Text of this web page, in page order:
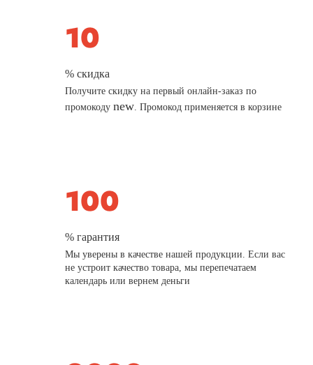
% скидка
Получите скидку на первый онлайн-заказ по
промокодуnew. Промокод применяется в корзине
% гарантия
Мы уверены в качестве нашей продукции. Если вас
не устроит качество товара, мы перепечатаем
календарь или вернем деньги